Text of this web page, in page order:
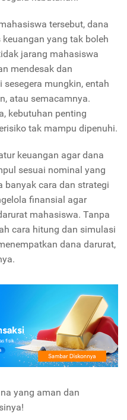
tersebut, dana
yang tak boleh
jarang mahasiswa
mendesak dan
mungkin, entah
atau semacamnya.
kebutuhan penting
tak mampu dipenuhi.
keuangan agar dana
sesuai nominal yang
banyak cara dan strategi
finansial agar
mahasiswa. Tanpa
cara hitung dan simulasi
dana darurat,
yang aman dan